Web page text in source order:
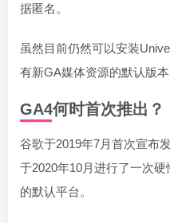
据匿名。
虽然目前仍然可以安装
有新GA媒体资源的默认版本
GA4何时首次推出？
谷歌于2019年7月首次宣布
于2020年10月进行了一次
的默认平台。